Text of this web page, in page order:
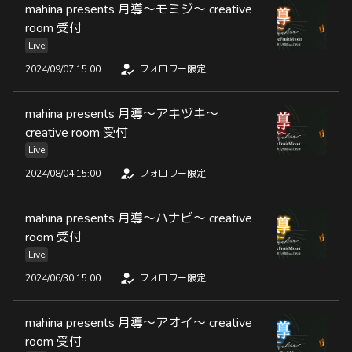
mahina presents 月導〜モミジ〜 creative
room 受付
Live
2024/09/07 15:00
フォロワー限定
mahina presents 月導〜アキヅキ〜
creative room 受付
Live
2024/08/04 15:00
フォロワー限定
mahina presents 月導〜ハナビ〜 creative
room 受付
Live
2024/06/30 15:00
フォロワー限定
mahina presents 月導〜アオイ〜 creative
room 受付